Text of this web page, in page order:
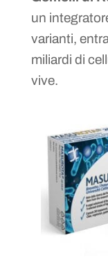
un
varianti,
miliardi di
vive.